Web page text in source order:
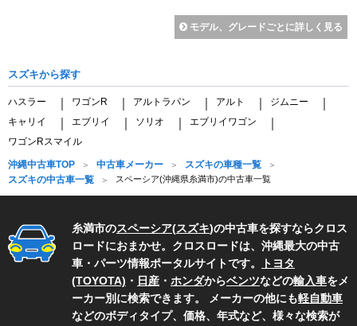
モデル、グレードごとに詳しく見る
スズキから探す
ハスラー ワゴンR アルトラパン アルト ジムニー
キャリイ エブリイ ソリオ エブリイワゴン
ワゴンRスマイル
沖縄中古車TOP 中古車メーカー
スズキの車種一覧
スズキの中古車一覧
スペーシア(沖縄県糸満市)の中古車一覧
糸満市のスペーシア(スズキ)の中古車を探すならクロス
ロードにおまかせ。クロスロードは、沖縄最大の中古
車・パーツ情報ポータルサイトです。
トヨタ
(TOYOTA) ・ 日産 ・ ホンダからベンツなどの輸入車をメ
ーカー別に検索できます。 メーカーの他にも軽自動車
などのボディタイプ、価格、年式など、様々な検索が